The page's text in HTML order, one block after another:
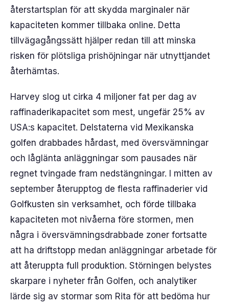
återstartsplan för att skydda marginaler när
kapaciteten kommer tillbaka online. Detta
tillvägagångssätt hjälper redan till att minska
risken för plötsliga prishöjningar när utnyttjandet
återhämtas.
Harvey slog ut cirka 4 miljoner fat per dag av
raffinaderikapacitet som mest, ungefär 25% av
USA:s kapacitet. Delstaterna vid Mexikanska
golfen drabbades hårdast, med översvämningar
och låglänta anläggningar som pausades när
regnet tvingade fram nedstängningar. I mitten av
september återupptog de flesta raffinaderier vid
Golfkusten sin verksamhet, och förde tillbaka
kapaciteten mot nivåerna före stormen, men
några i översvämningsdrabbade zoner fortsatte
att ha driftstopp medan anläggningar arbetade för
att återuppta full produktion. Störningen belystes
skarpare i nyheter från Golfen, och analytiker
lärde sig av stormar som Rita för att bedöma hur